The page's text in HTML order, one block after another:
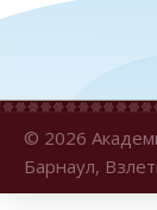
© 2026
Барнаул,